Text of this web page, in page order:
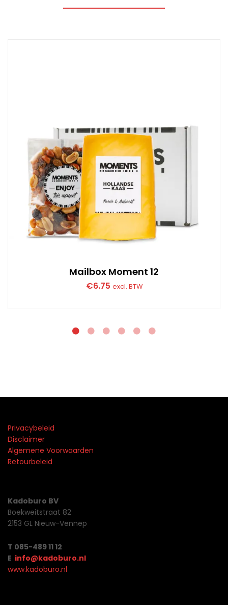
Mailbox Moment 12
€6.75 excl. BTW
Privacybeleid
Disclaimer
Algemene Voorwaarden
Retourbeleid
Kadoburo BV
Boekweitstraat 82
2153 GL Nieuw-Vennep
T 085-489 11 12
E info@kadoburo.nl
www.kadoburo.nl